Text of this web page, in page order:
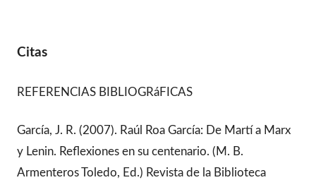
Citas
REFERENCIAS BIBLIOGRáFICAS
García, J. R. (2007). Raúl Roa García: De Martí a Marx
y Lenin. Reflexiones en su centenario. (M. B.
Armenteros Toledo, Ed.) Revista de la Biblioteca